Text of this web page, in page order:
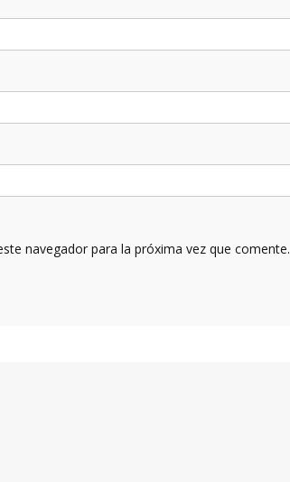
navegador para la próxima vez que comente.